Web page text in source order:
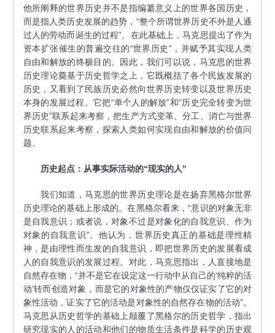
他所阐释的世界历史并不是指编纂意义上的世界各国历史，
而是指人类历史发展的趋势，“整个所谓世界历史不外是人通
过人的劳动而诞生的过程”。在此基础上，马克思提出了作为
资本扩张催生的普遍交往的“世界历史”，并赋予其实现人类
自由和解放的终极目的。因此，我们可以说，马克思的世界
历史理论奠基于历史哲学之上，它既概括了各个民族发展的
历史，又看到了民族历史必然向世界历史转变以及世界历史
本身的发展过程。它把“单个人的解放”和“历史完全转变为世
界历史”联系起来考察，把生产方式变革、分工、消亡与世界
历史联系起来考察，探索人类如何实现自由和解放的价值问
题。
历史起点： 从事实际活动的“现实的人”
我们知道，马克思的世界历史理论是在扬弃黑格尔世界
历史理论的基础上形成的。在黑格尔看来，“意识的对象无非
是自我意识；或者说，对象不过是对象化的自我意识、作为
对象的自我意识”。他认为，世界历史真正的基础是理性精
神，是由理性而生发的自我意识，即把世界历史的发展看成
人的自我意识的发展过程。对此，马克思指出，人直接地是
自然存在物，“并不是它在设定这一行动中从自己的‘纯粹的活
动’转而创造对象，而是它的对象性的产物仅仅证实了它的对
象性活动，证实了它的活动是对象性的自然存在物的活动”。
马克思从历史哲学的基础上颠覆了黑格尔的历史哲学，指出
研究现实的人的活动和他们的物质生活条件是科学的历史观